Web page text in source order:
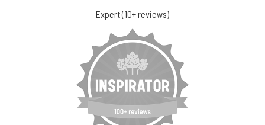
Expert (10+ reviews)